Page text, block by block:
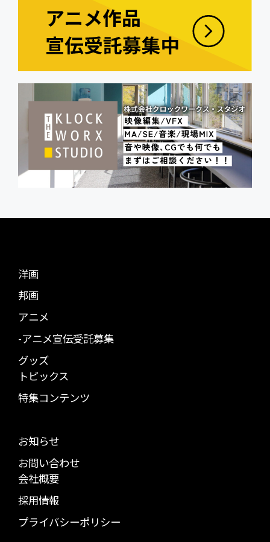
洋画
邦画
アニメ
-アニメ宣伝受託募集
グッズ
トピックス
特集コンテンツ
お知らせ
お問い合わせ
会社概要
採用情報
プライバシーポリシー